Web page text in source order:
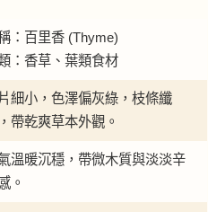
：百里香 (Thyme)
：香草、葉類食材
細小，色澤偏灰綠，枝條纖
帶乾爽草本外觀。
溫暖沉穩，帶微木質與淡淡辛
。